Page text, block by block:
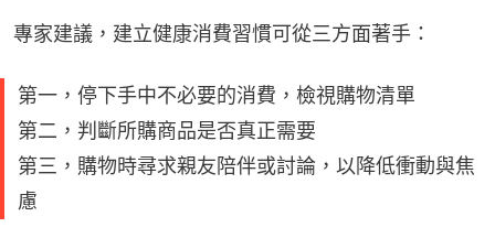
專家建議，建立健康消費習慣可從三方面著手：
第一，停下手中不必要的消費，檢視購物清單
第二，判斷所購商品是否真正需要
第三，購物時尋求親友陪伴或討論，以降低衝動與焦
慮